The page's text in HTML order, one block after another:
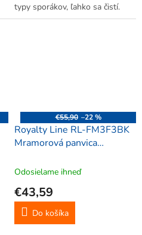
typy sporákov, ľahko sa čistí.
Perfektná voľba pre
€55,90 –22 %
Royalty Line RL-FM3F3BK
Mramorová panvica
Odosielame ihneď
€43,59
Do košíka